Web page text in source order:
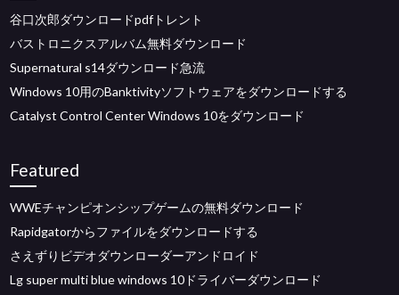
谷口次郎ダウンロードpdfトレント
バストロニクスアルバム無料ダウンロード
Supernatural s14ダウンロード急流
Windows 10用のBanktivityソフトウェアをダウンロードする
Catalyst Control Center Windows 10をダウンロード
Featured
WWEチャンピオンシップゲームの無料ダウンロード
Rapidgatorからファイルをダウンロードする
さえずりビデオダウンローダーアンドロイド
Lg super multi blue windows 10ドライバーダウンロード